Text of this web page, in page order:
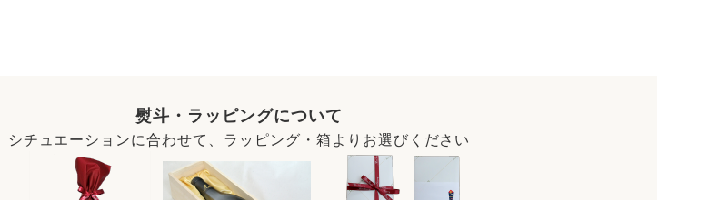
熨斗・ラッピングについて
シチュエーションに合わせて、ラッピング・箱よりお選びください